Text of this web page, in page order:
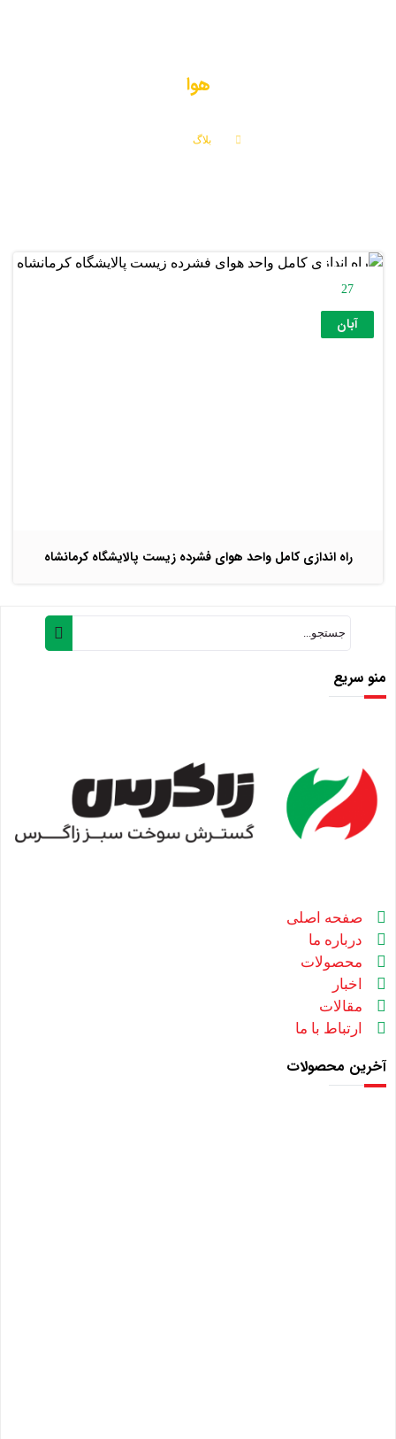
هوا
بلاگ
راه اندازی کامل واحد هوای فشرده زیست پالایشگاه کرمانشاه
27
آبان
منو سریع
صفحه اصلی
درباره ما
محصولات
اخبار
مقالات
ارتباط با ما
آخرین محصولات